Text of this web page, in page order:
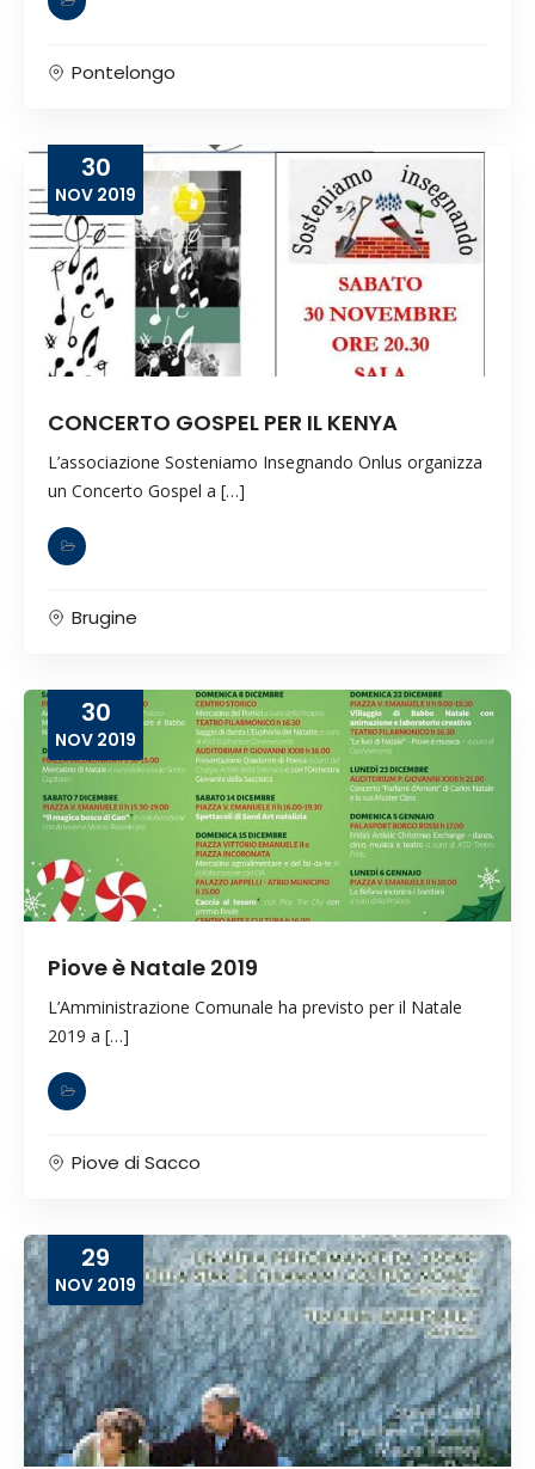
Pontelongo
30
NOV 2019
CONCERTO GOSPEL PER IL KENYA
L’associazione Sosteniamo Insegnando Onlus organizza
un Concerto Gospel a […]
Brugine
30
NOV 2019
Piove è Natale 2019
L’Amministrazione Comunale ha previsto per il Natale
2019 a […]
Piove di Sacco
29
NOV 2019